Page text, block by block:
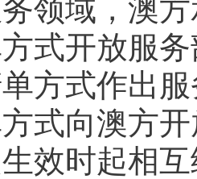
域，澳方
式开放服
方式作出
式向澳方
效时起相